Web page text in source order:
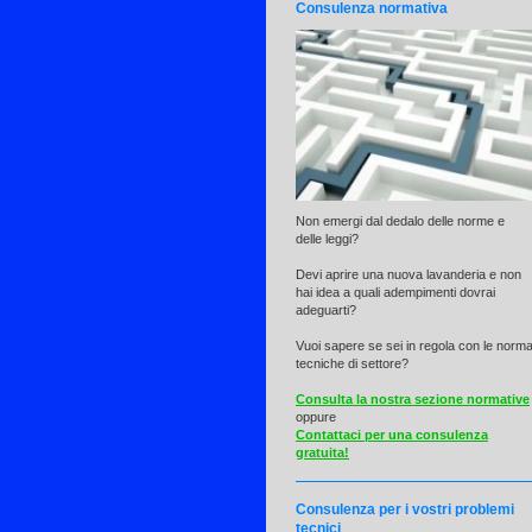
Consulenza normativa
Non emergi dal dedalo delle norme e
delle leggi?
Devi aprire una nuova lavanderia e non
hai idea a quali adempimenti dovrai
adeguarti?
Vuoi sapere se sei in regola con le norma
tecniche di settore?
Consulta la nostra sezione normative
oppure
Contattaci per una consulenza
gratuita!
Consulenza per i vostri problemi
tecnici